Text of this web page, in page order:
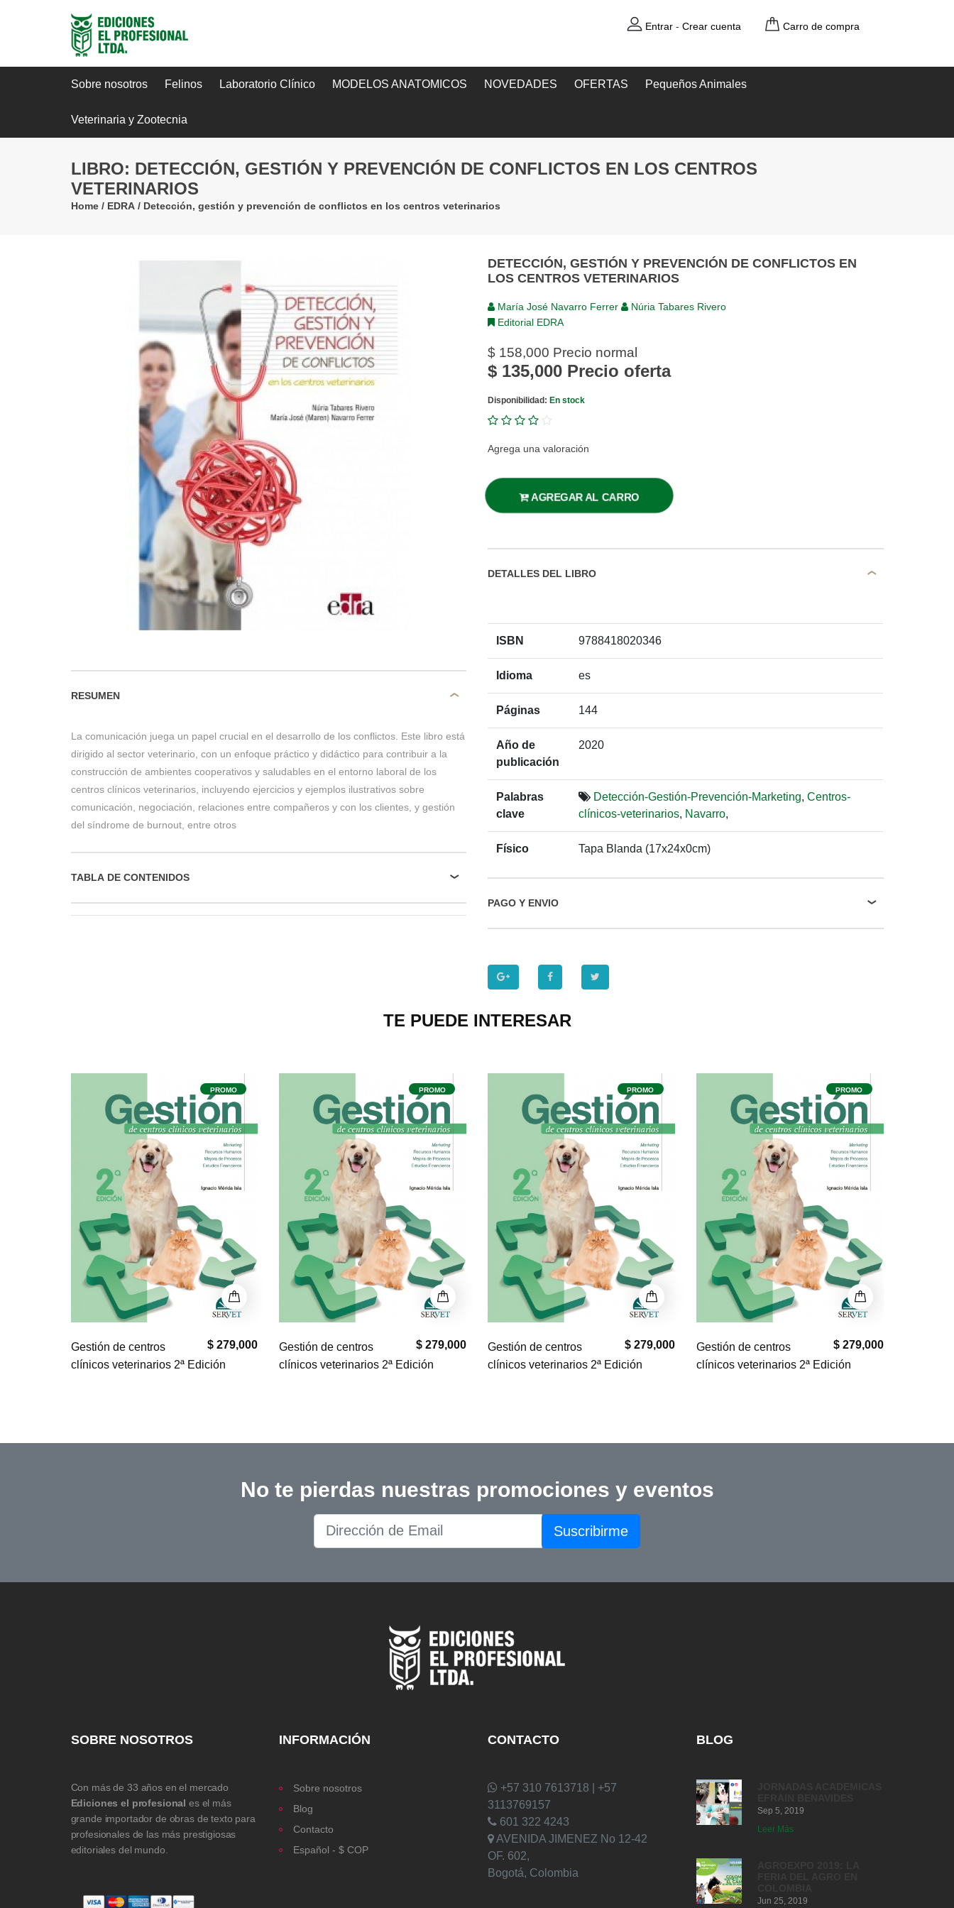
Entrar- Crear cuenta Carro de compra
Sobre nosotros Felinos Laboratorio Clínico MODELOS ANATOMICOS NOVEDADES OFERTAS Pequeños Animales
Veterinaria y Zootecnia
LIBRO: DETECCIÓN, GESTIÓN Y PREVENCIÓN DE CONFLICTOS EN LOS CENTROS
VETERINARIOS
Home/ EDRA/ Detección, gestión y prevención de conflictos en los centros veterinarios
RESUMEN
La comunicación juega un papel crucial en el desarrollo de los conflictos. Este libro está
dirigido al sector veterinario, con un enfoque práctico y didáctico para contribuir a la
construcción de ambientes cooperativos y saludables en el entorno laboral de los
centros clínicos veterinarios, incluyendo ejercicios y ejemplos ilustrativos sobre
comunicación, negociación, relaciones entre compañeros y con los clientes, y gestión
del síndrome de burnout, entre otros
TABLA DE CONTENIDOS
DETECCIÓN, GESTIÓN Y PREVENCIÓN DE CONFLICTOS EN
LOS CENTROS VETERINARIOS
María José Navarro Ferrer
Núria Tabares Rivero
Editorial EDRA
$ 158,000 Precio normal
$ 135,000 Precio oferta
Disponibilidad: En stock
Agrega una valoración
AGREGAR AL CARRO
DETALLES DEL LIBRO
ISBN 9788418020346
Idioma es
Páginas 144
Año de
publicación
2020
Palabras
clave
Detección-Gestión-Prevención-Marketing, Centros-
clínicos-veterinarios, Navarro,
Físico Tapa Blanda (17x24x0cm)
PAGO Y ENVIO
TE PUEDE INTERESAR
PROMO
$ 279,000
Gestión de centros
clínicos veterinarios 2ª Edición
PROMO
$ 279,000
Gestión de centros
clínicos veterinarios 2ª Edición
PROMO
$ 279,000
Gestión de centros
clínicos veterinarios 2ª Edición
PROMO
$ 279,000
Gestión de centros
clínicos veterinarios 2ª Edición
No te pierdas nuestras promociones y eventos
Suscribirme
SOBRE NOSOTROS
Con más de 33 años en el mercado
Ediciones el profesional es el más
grande importador de obras de texto para
profesionales de las más prestigiosas
editoriales del mundo.
INFORMACIÓN
Sobre nosotros
Blog
Contacto
Español - $ COP
CONTACTO
+57 310 7613718 | +57
3113769157
601 322 4243
AVENIDA JIMENEZ No 12-42
OF. 602,
Bogotá, Colombia
BLOG
Sep 5, 2019
Leer Más
Jun 25, 2019